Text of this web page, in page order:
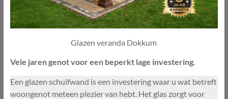
Glazen veranda Dokkum
Vele jaren genot voor een beperkt lage investering.
Een glazen schuifwand is een investering waar u wat betreft
woongenot meteen plezier van hebt. Het glas zorgt voor